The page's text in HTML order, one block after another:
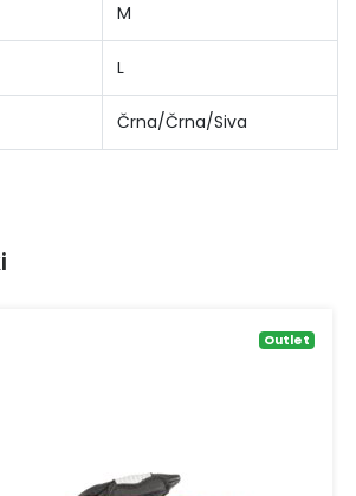
M
L
Črna/Črna/Siva
Outlet